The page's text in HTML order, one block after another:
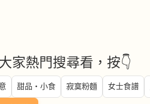
家熱門搜尋看，按👇
甜品・小食 寂寞粉麵 女士食譜